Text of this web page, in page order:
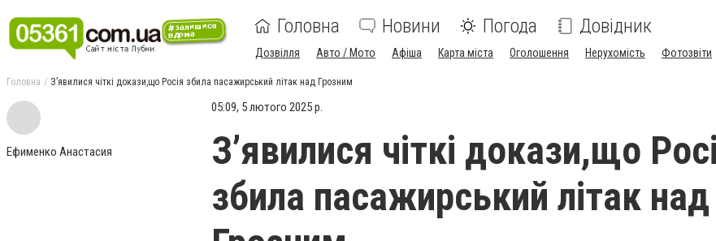
Головна Новини Погода Довідник
Дозвілля Авто / Мото Афіша Карта міста Оголошення Нерухомість Фотозвіти
Головна З’явилися чіткі докази,що Росія збила пасажирський літак над Грозним
Ефименко Анастасия
05:09, 5 лютого 2025 р.
З’явилися чіткі докази,що
збила пасажирський літак над